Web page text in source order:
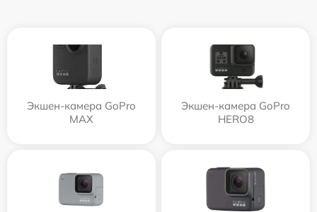
Экшен-камера GoPro
MAX
Экшен-камера GoPro
HERO8